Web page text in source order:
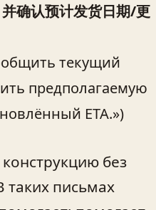
确认预计发货日期/更
текущий
предполагаемую
ETA.»)
без
письмах